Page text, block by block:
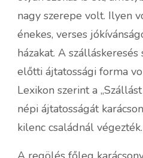
nagy szerepe volt. Ilyen
énekes, verses
házakat. A
előtti ájtatossági forma
Lexikon szerint a
népi ájtatosságát
kilenc családnál végezték.